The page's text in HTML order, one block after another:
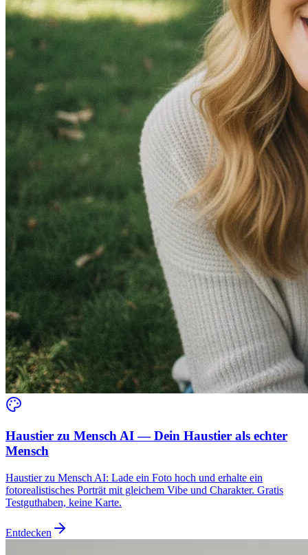
Haustier zu Mensch AI — Dein Haustier als echter
Mensch
Haustier zu Mensch AI: Lade ein Foto hoch und erhalte ein
fotorealistisches Porträt mit gleichem Vibe und Charakter. Gratis
Testguthaben, keine Karte.
Entdecken